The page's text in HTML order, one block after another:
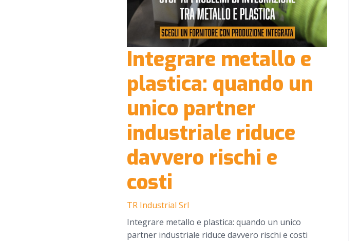
Integrare metallo e
plastica: quando un
unico partner
industriale riduce
davvero rischi e
costi
TR Industrial Srl
Integrare metallo e plastica: quando un unico
partner industriale riduce davvero rischi e costi